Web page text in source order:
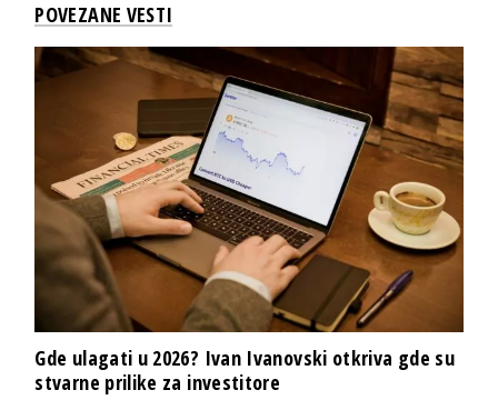
POVEZANE VESTI
Gde ulagati u 2026? Ivan Ivanovski otkriva gde su
stvarne prilike za investitore